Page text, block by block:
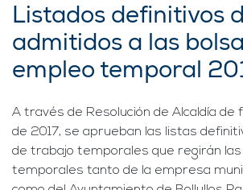
Listados definitivos
admitidos a las
empleo temporal
A través de Resolución de Alcaldía de
de 2017, se aprueban las listas
de trabajo temporales que regirán
temporales tanto de la empresa